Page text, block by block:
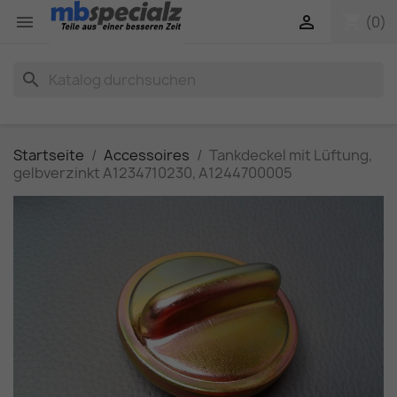
 (0)

search
Startseite Accessoires
Tankdeckel mit Lüftung,
gelbverzinkt A1234710230, A1244700005